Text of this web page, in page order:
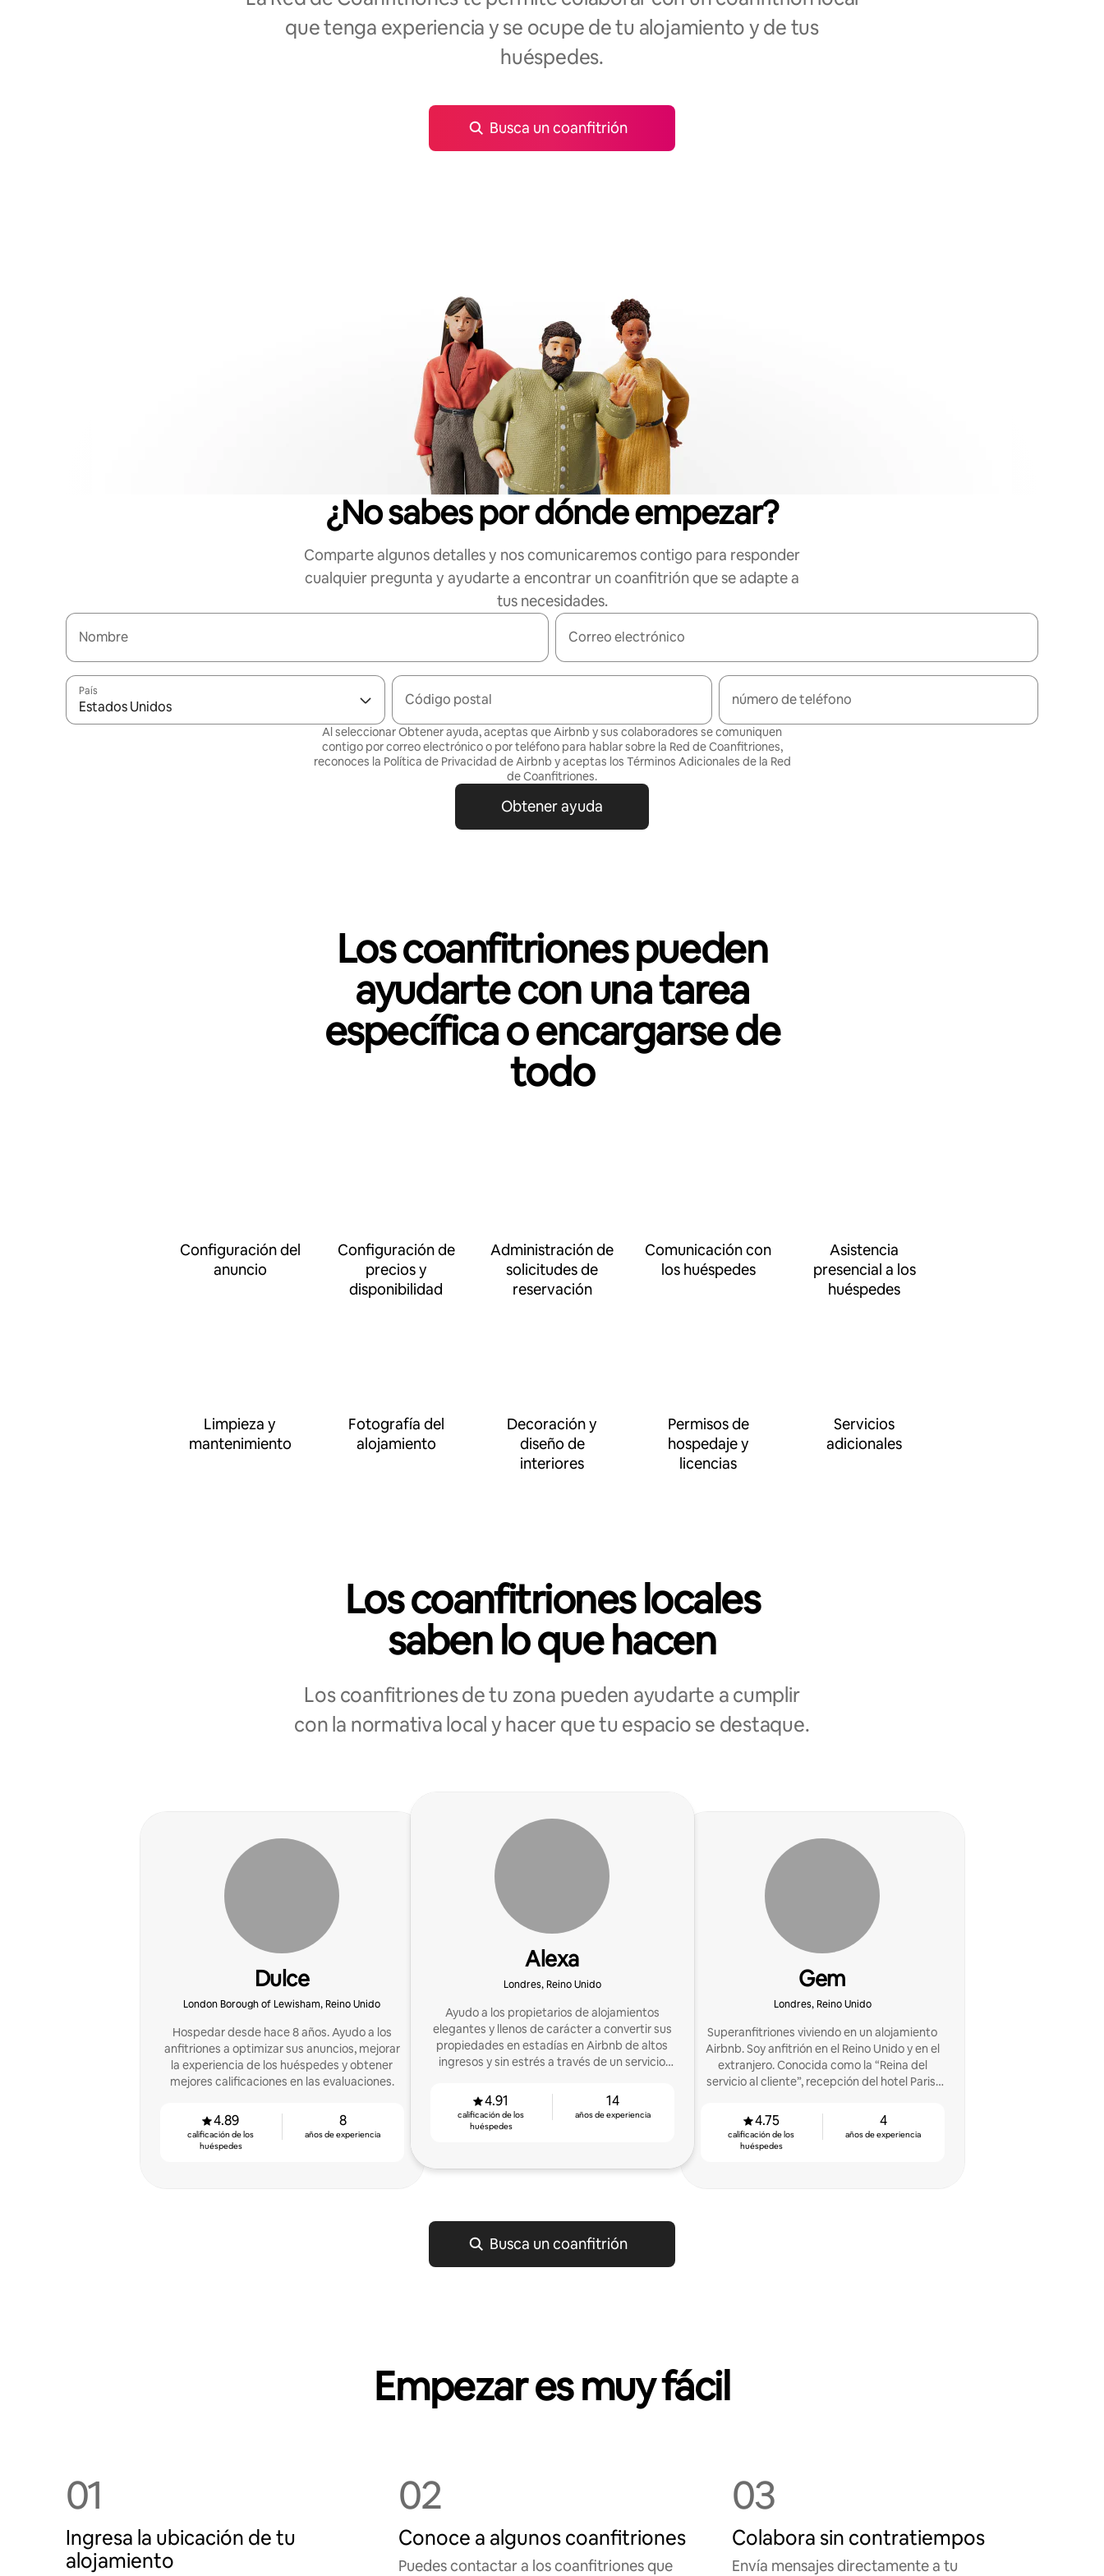
que tenga experiencia y se ocupe de tu alojamiento y de tus
huéspedes.
Busca un coanfitrión
¿No sabes por dónde empezar?
Comparte algunos detalles y nos comunicaremos contigo para responder
cualquier pregunta y ayudarte a encontrar un coanfitrión que se adapte a
tus necesidades.
Nombre Correo electrónico
País
Estados Unidos Código postal número de teléfono
Al seleccionar Obtener ayuda, aceptas que Airbnb y sus colaboradores se comuniquen
contigo por correo electrónico o por teléfono para hablar sobre la Red de Coanfitriones,
reconoces la Política de Privacidad de Airbnb y aceptas los Términos Adicionales de la Red
de Coanfitriones.
Obtener ayuda
Los coanfitriones pueden
ayudarte con una tarea
específica o encargarse de
todo
Configuración del
anuncio
Configuración de
precios y
disponibilidad
Administración de
solicitudes de
reservación
Comunicación con
los huéspedes
Asistencia
presencial a los
huéspedes
Limpieza y
mantenimiento
Fotografía del
alojamiento
Decoración y
diseño de
interiores
Permisos de
hospedaje y
licencias
Servicios
adicionales
Los coanfitriones locales
saben lo que hacen
Los coanfitriones de tu zona pueden ayudarte a cumplir
con la normativa local y hacer que tu espacio se destaque.
Dulce
London Borough of Lewisham, Reino Unido
Hospedar desde hace 8 años. Ayudo a los
anfitriones a optimizar sus anuncios, mejorar
la experiencia de los huéspedes y obtener
mejores calificaciones en las evaluaciones.
4.89
calificación de los
huéspedes
8
años de experiencia
Alexa
Londres, Reino Unido
Ayudo a los propietarios de alojamientos
elegantes y llenos de carácter a convertir sus
propiedades en estadías en Airbnb de altos
ingresos y sin estrés a través de un servicio
4.91
calificación de los
huéspedes
14
años de experiencia
Gem
Londres, Reino Unido
Superanfitriones viviendo en un alojamiento
Airbnb. Soy anfitrión en el Reino Unido y en el
extranjero. Conocida como la “Reina del
servicio al cliente”, recepción del hotel Paris.
los huéspedes.
4.75
calificación de los
huéspedes
4
años de experiencia
Busca un coanfitrión
Empezar es muy fácil
01
Ingresa la ubicación de tu
alojamiento
02
Conoce a algunos coanfitriones
Puedes contactar a los coanfitriones que
03
Colabora sin contratiempos
Envía mensajes directamente a tu